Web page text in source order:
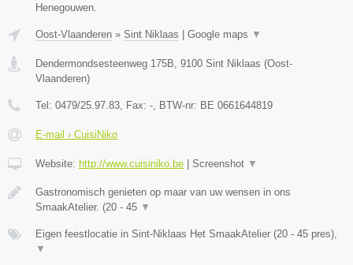
Henegouwen.
Oost-Vlaanderen » Sint Niklaas | Google maps ▼
Dendermondsesteenweg 175B 9100 Sint Niklaas (Oost-
Vlaanderen)
Tel: 0479/25.97.83 , Fax: - , BTW-nr: BE 0661644819
E-mail › CuisiNiko
Website: http://www.cuisiniko.be | Screenshot ▼
Gastronomisch genieten op maar van uw wensen in ons
SmaakAtelier. (20 - 45 ▼
Eigen feestlocatie in Sint-Niklaas Het SmaakAtelier (20 - 45 pres),
▼